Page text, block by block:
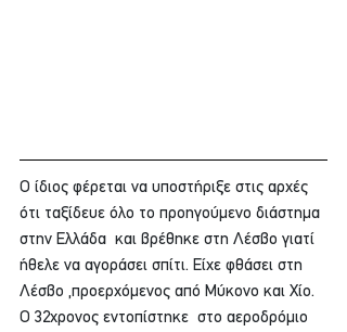
Ο ίδιος φέρεται να υποστήριξε στις αρχές
ότι ταξίδευε όλο το προηγούμενο διάστημα
στην Ελλάδα  και βρέθηκε στη Λέσβο γιατί
ήθελε να αγοράσει σπίτι. Είχε φθάσει στη
Λέσβο ,προερχόμενος από Μύκονο και Χίο.
Ο 32χρονος εντοπίστηκε  στο αεροδρόμιο